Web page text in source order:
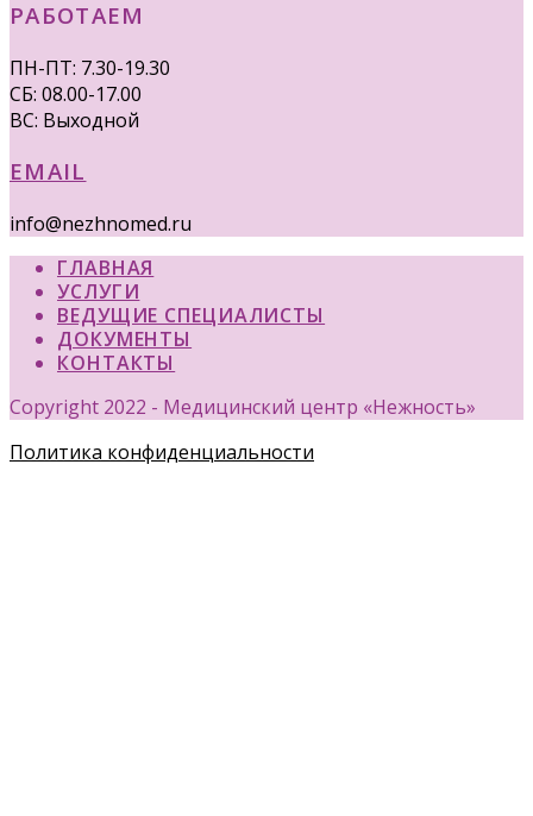
РАБОТАЕМ
ПН-ПТ: 7.30-19.30
СБ: 08.00-17.00
ВС: Выходной
EMAIL
info@nezhnomed.ru
ГЛАВНАЯ
УСЛУГИ
ВЕДУЩИЕ СПЕЦИАЛИСТЫ
ДОКУМЕНТЫ
КОНТАКТЫ
Copyright 2022 - Медицинский центр «Нежность»
Политика конфиденциальности